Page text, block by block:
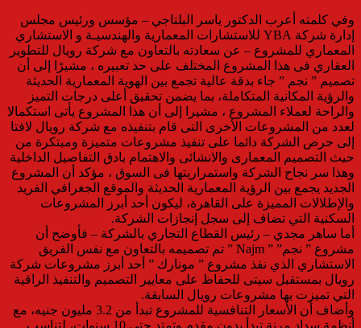
وفي كلمته أعرب الدكتور ياسر البلتاجي – مؤسس ورئيس مجلس
إدارة شركة YBA للاستشارات المعمارية والهندسيـة و الاستشاري
المعماري للمشروع – عن سعادته بالتعاون مع شركة رويال للتطوير
العقاري فى هذا المشروع المختلف على حد تعبيره ، مشيرًا إلى أن
تصميم ” نجم ” جاء بدقة عالية تجمع بين الهوية المعمارية الحديثة
والرؤية المكانية المتكاملة، بما يضمن تحقيق أعلى درجات التميز
والراحة لعملاء المشروع ، مشيرا إلى أن هذا المشروع يأتى استكمالا
لعدد من المشروعات الأخرى التى قام بتنفيذه مع شركة رويال لافتا
إلى حرص الشركة دائما على تنفيذ مشروعات متميزة ومبتكرة من
حيث التصميم المعمارى والانشائى والاهتمام بادق التفاصيل الداخلية
وهذا سر نجاح الشركة واستمراريتها فى السوق ، مؤكد أن المشروع
الجديد يجمع بين الرؤية المعمارية الحديثة والموقع الجغرافي الفريد
والإطلالات المميزة على القاهرة، ليكون أحد أبرز المشروعات
السكنية التي تضاف إلى سجل إنجازات الشركة.
أما ساهر مجدي – رئيس القطاع التجاري بالشركة – فأوضح أن
مشروع ” نجم” ” Najm ” تم تصميمه بالتعاون مع نفس الفريق
الاستشاري الذي نفذ مشروع ” مونارك ” أحد أبرز مشروعات شركة
رويال بمستقبل سيتى للحفاظ على معايير التصميم والتنفيذ الراقية
التي تميزت بها مشروعات رويال السابقة.
وأضاف أن الأسعار التنافسية للمشروع تبدأ من 3.2 مليون جنيه، مع